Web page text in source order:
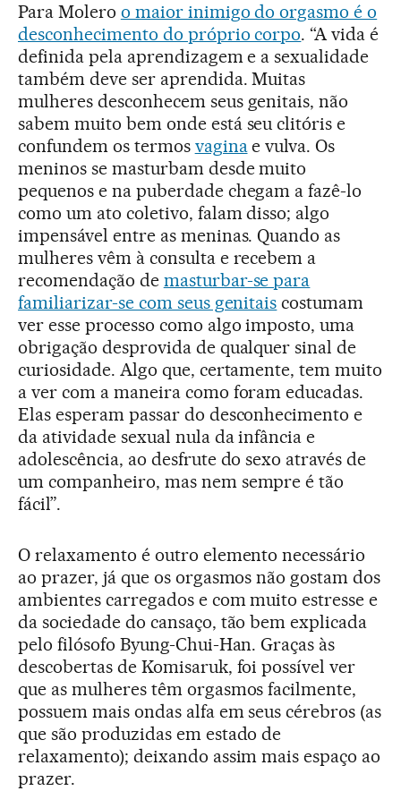
Para Molero o maior inimigo do orgasmo é o
desconhecimento do próprio corpo. “A vida é
definida pela aprendizagem e a sexualidade
também deve ser aprendida. Muitas
mulheres desconhecem seus genitais, não
sabem muito bem onde está seu clitóris e
confundem os termos vaginae vulva. Os
meninos se masturbam desde muito
pequenos e na puberdade chegam a fazê-lo
como um ato coletivo, falam disso; algo
impensável entre as meninas. Quando as
mulheres vêm à consulta e recebem a
recomendação de masturbar-se para
familiarizar-se com seus genitais costumam
ver esse processo como algo imposto, uma
obrigação desprovida de qualquer sinal de
curiosidade. Algo que, certamente, tem muito
a ver com a maneira como foram educadas.
Elas esperam passar do desconhecimento e
da atividade sexual nula da infância e
adolescência, ao desfrute do sexo através de
um companheiro, mas nem sempre é tão
fácil”.
O relaxamento é outro elemento necessário
ao prazer, já que os orgasmos não gostam dos
ambientes carregados e com muito estresse e
da sociedade do cansaço, tão bem explicada
pelo filósofo Byung-Chui-Han. Graças às
descobertas de Komisaruk, foi possível ver
que as mulheres têm orgasmos facilmente,
possuem mais ondas alfa em seus cérebros (as
que são produzidas em estado de
relaxamento); deixando assim mais espaço ao
prazer.